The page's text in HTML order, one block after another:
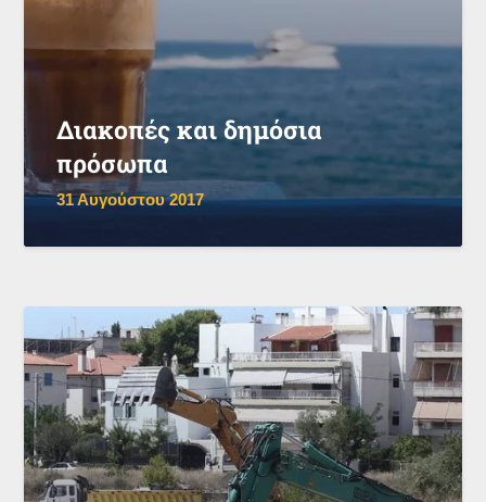
Διακοπές και δημόσια
πρόσωπα
31 Αυγούστου 2017